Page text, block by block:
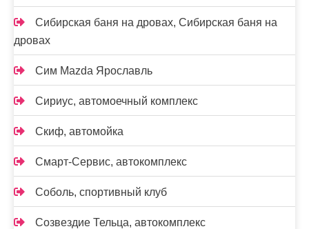
Сибирская баня на дровах, Сибирская баня на
дровах
Сим Mazda Ярославль
Сириус, автомоечный комплекс
Скиф, автомойка
Смарт-Сервис, автокомплекс
Соболь, спортивный клуб
Созвездие Тельца, автокомплекс